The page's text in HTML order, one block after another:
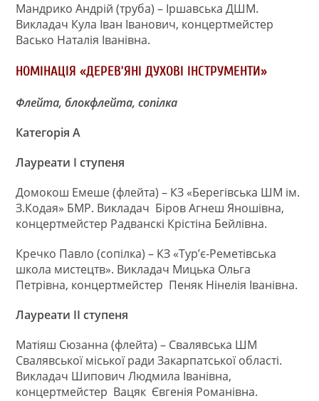
Мандрико Андрій (труба) – Іршавська ДШМ.
Викладач Кула Іван Іванович, концертмейстер
Васько Наталія Іванівна.
НОМІНАЦІЯ «ДЕРЕВ’ЯНІ ДУХОВІ ІНСТРУМЕНТИ»
Флейта, блокфлейта, сопілка
Категорія А
Лауреати І ступеня
Домокош Емеше (флейта) – КЗ «Берегівська ШМ ім.
З.Кодая» БМР. Викладач Біров Агнеш Яношівна,
концертмейстер Радванскі Крістіна Бейлівна.
Кречко Павло (сопілка) – КЗ «Тур’є-Реметівська
школа мистецтв». Викладач Мицька Ольга
Петрівна, концертмейстер Пеняк Нінелія Іванівна.
Лауреати ІІ ступеня
Матіяш Сюзанна (флейта) – Свалявська ШМ
Свалявської міської ради Закарпатської області.
Викладач Шипович Людмила Іванівна,
концертмейстер Вацяк Євгенія Романівна.